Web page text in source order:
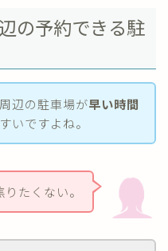
の予約できる駐
辺の駐車場が早い時間
いですよね。
たくない。